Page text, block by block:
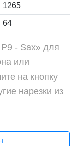
1265
64
- Sax» для
или
на кнопку
нарезки из